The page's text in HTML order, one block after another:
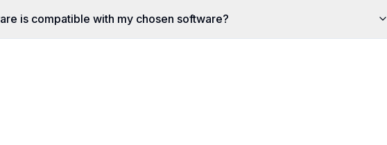
is compatible with my chosen software?